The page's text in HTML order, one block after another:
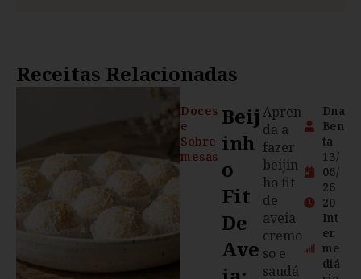
Receitas Relacionadas
Doces
e
Sobre
mesas
Beij
Inh
O
Fit
De
Ave
Apren
da a
fazer
beijin
ho fit
de
aveia
cremo
so e
saudá
Dna
Ben
ta
13/
06/
26
20
Int
er
me
diá